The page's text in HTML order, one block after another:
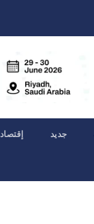
جديد إقتصاد